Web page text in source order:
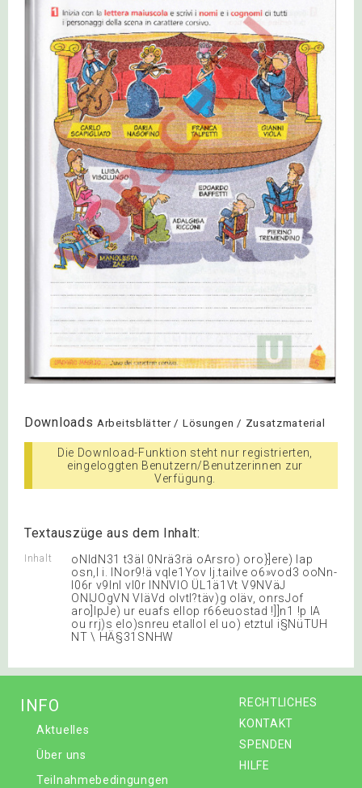
Downloads Arbeitsblätter / Lösungen / Zusatzmaterial
Die Download-Funktion steht nur registrierten,
eingeloggten Benutzern/Benutzerinnen zur
Verfügung.
Textauszüge aus dem Inhalt:
Inhalt
oNIdN31 t3äI 0Nrä3rä oArsro) oro}]ere) lap
osn,l i. lNor9!ä vqle1Yov lj.tailve o6»vod3 ooNn-
l06r v9lnl vl0r INNVIO ÜL1ä1Vt V9NVäJ
ONIJOgVN VIäVd olvtl?täv)g oläv, onrsJof
aro]lpJe) ur euafs ellop r66euostad !]]n1 !p IA
ou rrj)s elo)snreu etallol el uo) etztul i§NüTUH
NT \ HÄ§31SNHW
RECHTLICHES
KONTAKT
SPENDEN
HILFE
INFO
Aktuelles
Über uns
Teilnahmebedingungen